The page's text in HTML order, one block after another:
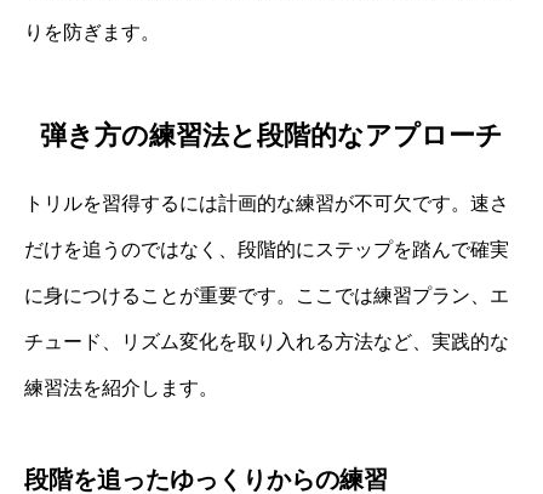
りを防ぎます。
弾き方の練習法と段階的なアプローチ
トリルを習得するには計画的な練習が不可欠です。速さ
だけを追うのではなく、段階的にステップを踏んで確実
に身につけることが重要です。ここでは練習プラン、エ
チュード、リズム変化を取り入れる方法など、実践的な
練習法を紹介します。
段階を追ったゆっくりからの練習